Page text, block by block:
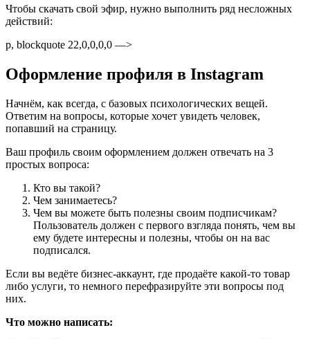
Чтобы скачать свой эфир, нужно выполнить ряд несложных
действий:
p, blockquote 22,0,0,0,0 —>
Оформление профиля в Instagram
Начнём, как всегда, с базовых психологических вещей.
Ответим на вопросы, которые хочет увидеть человек,
попавший на страницу.
Ваш профиль своим оформлением должен отвечать на 3
простых вопроса:
Кто вы такой?
Чем занимаетесь?
Чем вы можете быть полезны своим подписчикам?
Пользователь должен с первого взгляда понять, чем вы
ему будете интересны и полезны, чтобы он на вас
подписался.
Если вы ведёте бизнес-аккаунт, где продаёте какой-то товар
либо услуги, то немного перефразируйте эти вопросы под
них.
Что можно написать: